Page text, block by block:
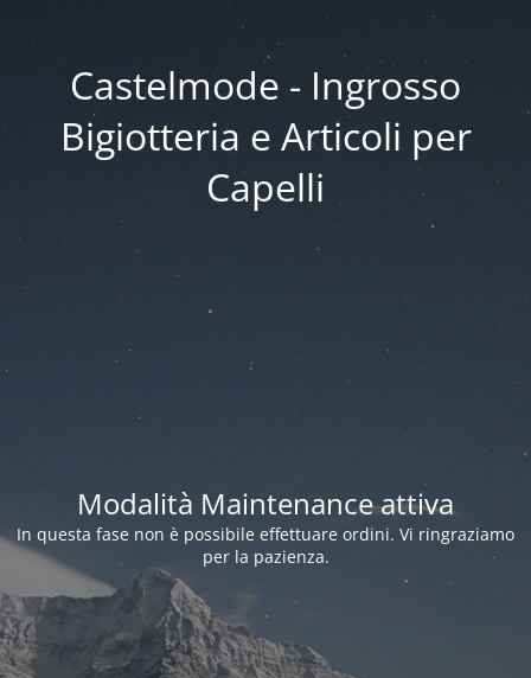
Castelmode - Ingrosso
Bigiotteria e Articoli per
Capelli
Modalità Maintenance attiva
In questa fase non è possibile effettuare ordini. Vi ringraziamo
per la pazienza.